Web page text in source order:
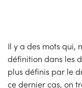
Il y a des mots qui,
définition dans les
plus définis par le
ce dernier cas, on